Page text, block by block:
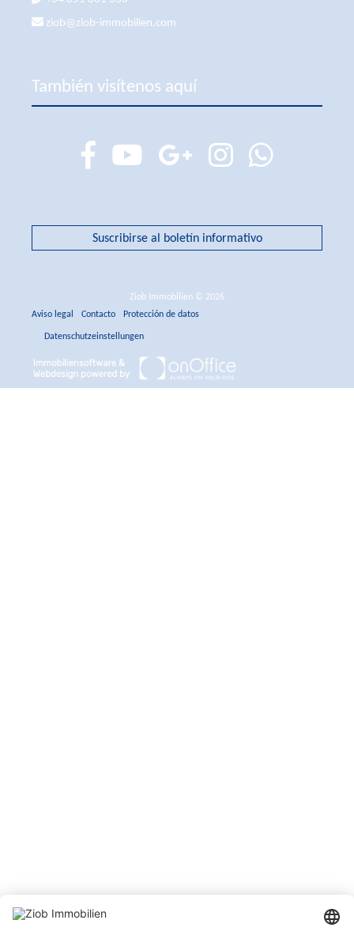
ziob@ziob-immobilien.com
También visítenos aquí
Suscribirse al boletín informativo
Ziob Immobilien © 2026
Aviso legal
Contacto Protección de datos
Datenschutzeinstellungen